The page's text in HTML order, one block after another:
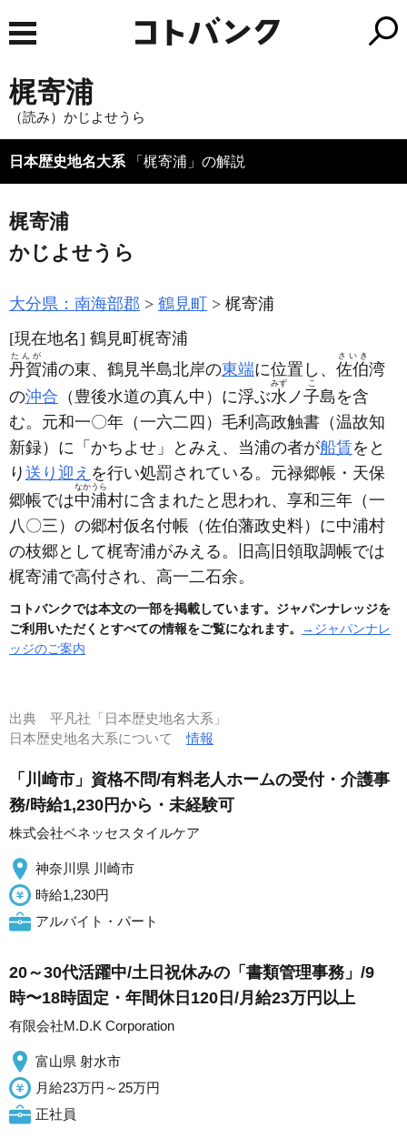
梶寄浦
（読み）かじよせうら
日本歴史地名大系 「梶寄浦」の解説
梶寄浦
かじよせうら
大分県：南海部郡 鶴見町
梶寄浦
[現在地名] 鶴見町梶寄浦
丹賀
たんが
浦の東、鶴見半島北岸の東端に位置し、 佐伯
さいき
湾
の沖合 （豊後水道の真ん中） に浮ぶ水
みず
ノ子
こ
島を含
む。元和一〇年 （一六二四） 毛利高政触書 （温故知
新録） に「かちよせ」とみえ、当浦の者が船賃をと
り 送り迎え を行い処罰されている。元禄郷帳・天保
郷帳では中浦
なかうら
村に含まれたと思われ、享和三年 （一
八〇三） の郷村仮名付帳 （佐伯藩政史料） に中浦村
の枝郷として梶寄浦がみえる。旧高旧領取調帳では
梶寄浦で高付され、高一二石余。
コトバンクでは本文の一部を掲載しています。ジャパンナレッジを
ご利用いただくとすべての情報をご覧になれます。
→ジャパンナレ
ッジのご案内
出典 平凡社「日本歴史地名大系」
日本歴史地名大系について情報
「川崎市」資格不問/有料老人ホームの受付・介護事
務/時給1,230円から・未経験可
株式会社ベネッセスタイルケア
神奈川県 川崎市
時給1,230円
アルバイト・パート
20～30代活躍中/土日祝休みの「書類管理事務」/9
時〜18時固定・年間休日120日/月給23万円以上
有限会社M.D.K Corporation
富山県 射水市
月給23万円～25万円
正社員